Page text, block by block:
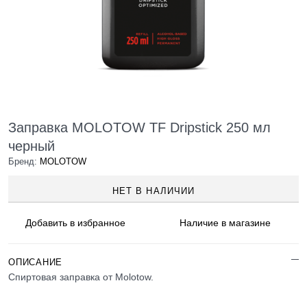
Заправка MOLOTOW TF Dripstick 250 мл
черный
Бренд: MOLOTOW
НЕТ В НАЛИЧИИ
Добавить в избранное Наличиев магазине
ОПИСАНИЕ
Спиртовая заправка от Molotow.